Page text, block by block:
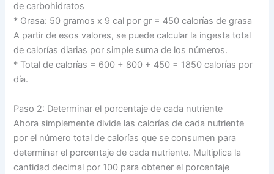
de carbohidratos
* Grasa: 50 gramos x 9 cal por gr = 450 calorías de grasa
A partir de esos valores, se puede calcular la ingesta total
de calorías diarias por simple suma de los números.
* Total de calorías = 600 + 800 + 450 = 1850 calorías por
día.
Paso 2: Determinar el porcentaje de cada nutriente
Ahora simplemente divide las calorías de cada nutriente
por el número total de calorías que se consumen para
determinar el porcentaje de cada nutriente. Multiplica la
cantidad decimal por 100 para obtener el porcentaje